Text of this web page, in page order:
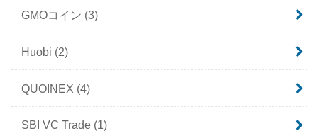
GMOコイン (3)
Huobi (2)
QUOINEX (4)
SBI VC Trade (1)